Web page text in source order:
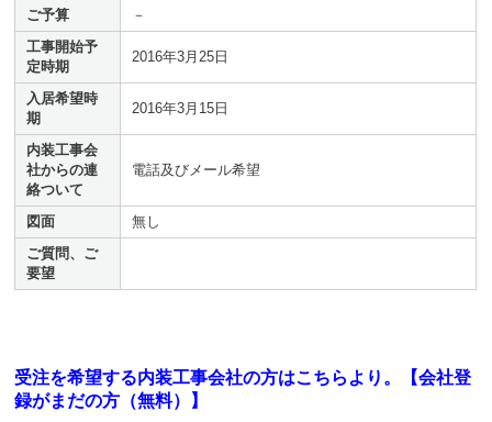
ご予算
－
工事開始予
定時期
2016年3月25日
入居希望時
期
2016年3月15日
内装工事会
社からの連
絡ついて
電話及びメール希望
図面
無し
ご質問、ご
要望
受注を希望する内装工事会社の方はこちらより。【会社登
録がまだの方（無料）】